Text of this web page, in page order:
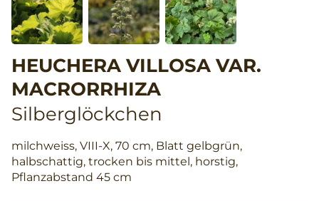
HEUCHERA VILLOSA VAR.
MACRORRHIZA
Silberglöckchen
milchweiss, VIII-X, 70 cm, Blatt gelbgrün,
halbschattig, trocken bis mittel, horstig,
Pflanzabstand 45 cm